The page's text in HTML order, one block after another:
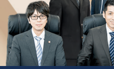
離婚（夫婦間トラブル）
企業法務
労働問題（解雇，残業等）
離婚（夫婦間トラブル）
企業法務
労働問題（解雇，残業等）